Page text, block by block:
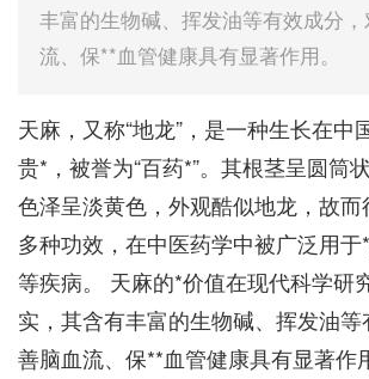
丰富的生物碱、挥发油等有效成分，
流、保**血管健康具有显著作用。
天麻，又称“地龙”，是一种生长在中
贵*，被誉为“百药*”。其根茎呈圆筒
色泽呈淡黄色，外观酷似地龙，故
多种功效，在中医药学中被广泛用
等疾病。 天麻的*价值在现代科学研
实，其含有丰富的生物碱、挥发油
善脑血流、保**血管健康具有显著作